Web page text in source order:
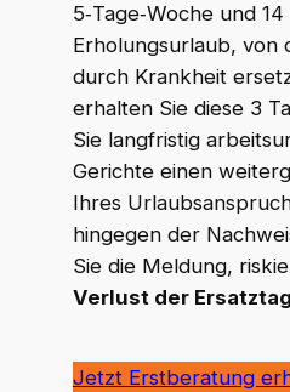
5‑Tage‑Woche und
Erholungsurlaub, von
durch Krankheit
erhalten Sie diese 3
Sie langfristig
Gerichte einen
Ihres
hingegen der
Sie die Meldung,
Verlust der
Jetzt Erstberatung